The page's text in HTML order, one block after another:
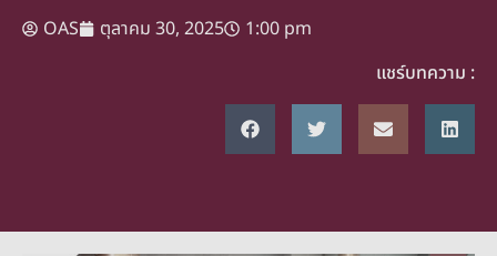
OAS ตุลาคม 30, 2025
1:00 pm
แชร์บทความ :